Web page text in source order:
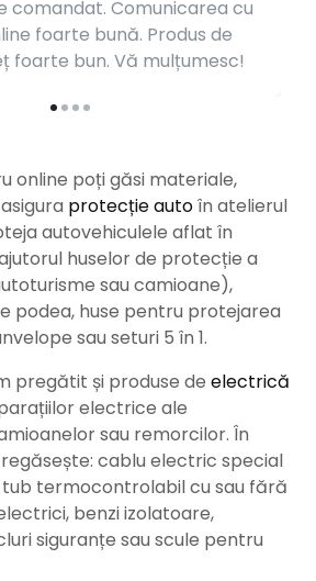
comandat. Comunicarea cu
foarte bună. Produs de
foarte bun. Vă mulțumesc!
online poți găsi materiale,
protecție autoîn atelierul
autovehiculele aflat în
huselor de protecție a
sau camioane),
podea, huse pentru protejarea
sau seturi 5 în 1.
pregătit și produse de electrică
electrice ale
sau remorcilor. În
cablu electric special
termocontrolabil cu sau fără
benzi izolatoare,
siguranțe sau scule pentru